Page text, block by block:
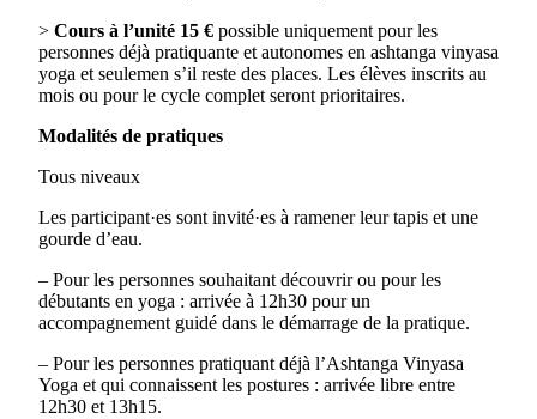
> Cours à l’unité 15 € possible uniquement pour les
personnes déjà pratiquante et autonomes en ashtanga vinyasa
yoga et seulemen s’il reste des places. Les élèves inscrits au
mois ou pour le cycle complet seront prioritaires.
Modalités de pratiques
Tous niveaux
Les participant·es sont invité·es à ramener leur tapis et une
gourde d’eau.
– Pour les personnes souhaitant découvrir ou pour les
débutants en yoga : arrivée à 12h30 pour un
accompagnement guidé dans le démarrage de la pratique.
– Pour les personnes pratiquant déjà l’Ashtanga Vinyasa
Yoga et qui connaissent les postures : arrivée libre entre
12h30 et 13h15.